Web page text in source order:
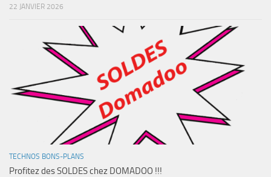
22 JANVIER 2026
TECHNOS BONS-PLANS
Profitez des SOLDES chez DOMADOO !!!